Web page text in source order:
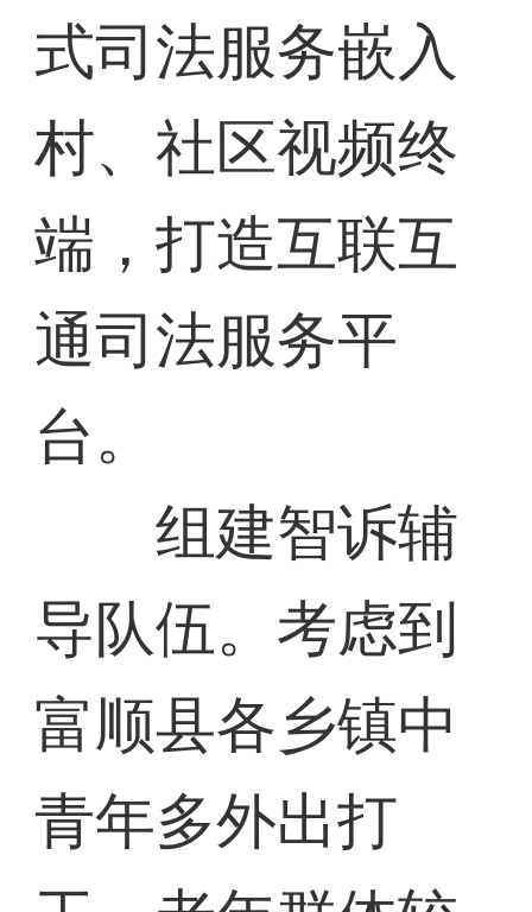
式司法服务嵌入
村、社区视频终
端，打造互联互
通司法服务平
台。
组建智诉辅
导队伍。考虑到
富顺县各乡镇中
青年多外出打